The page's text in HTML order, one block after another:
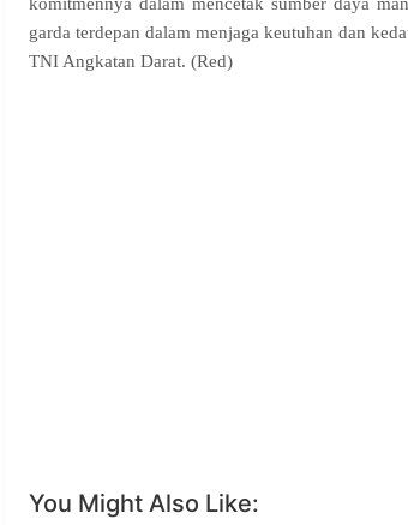
garda terdepan dalam menjaga keutuhan dan
TNI Angkatan Darat. (Red)
You Might Also Like: